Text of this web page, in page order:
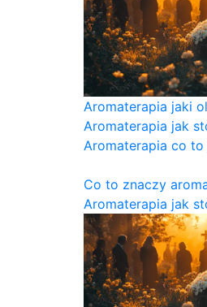
Aromaterapia jaki
Aromaterapia jak
Aromaterapia co to
Co to znaczy
Aromaterapia jak